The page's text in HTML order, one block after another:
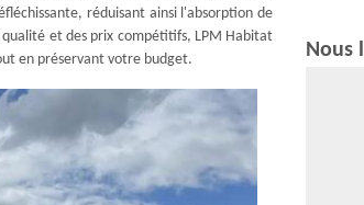
réduisant ainsi l'absorption de
et des prix compétitifs, LPM Habitat
en préservant votre budget.
Nous